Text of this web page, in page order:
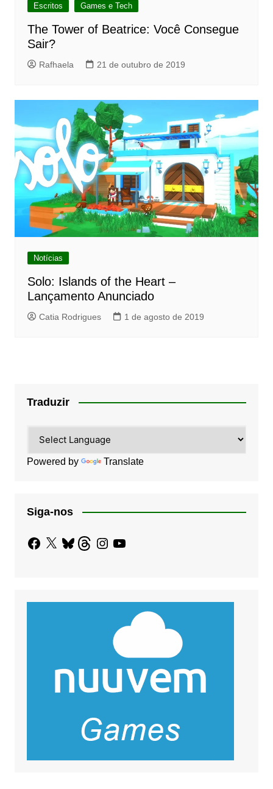
Escritos Games e Tech
The Tower of Beatrice: Você Consegue
Sair?
Rafhaela 21 de outubro de 2019
Notícias
Solo: Islands of the Heart –
Lançamento Anunciado
Catia Rodrigues 1 de agosto de 2019
Traduzir
Powered by Translate
Siga-nos
Facebook
X BlueskyThreadsInstagram
YouTube